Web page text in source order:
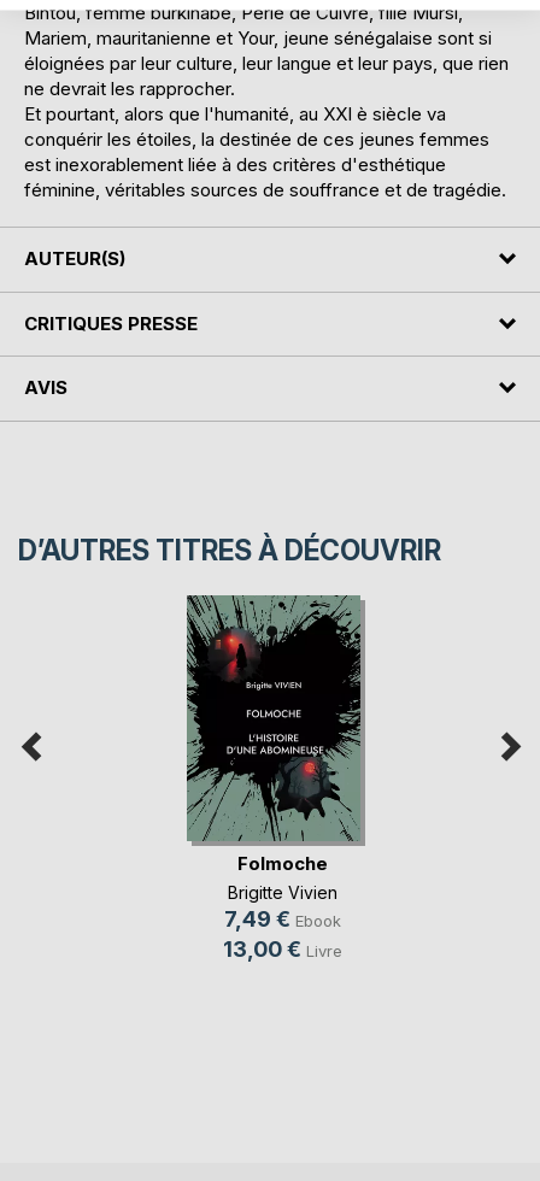
Bintou, femme burkinabé, Perle de Cuivre, fille Mursi,
Mariem, mauritanienne et Your, jeune sénégalaise sont si
éloignées par leur culture, leur langue et leur pays, que rien
ne devrait les rapprocher.
Et pourtant, alors que l'humanité, au XXI è siècle va
conquérir les étoiles, la destinée de ces jeunes femmes
est inexorablement liée à des critères d'esthétique
féminine, véritables sources de souffrance et de tragédie.
AUTEUR(S)
CRITIQUES PRESSE
AVIS
D’AUTRES TITRES À DÉCOUVRIR
Folmoche
Brigitte Vivien
7,49 € Ebook
13,00 € Livre